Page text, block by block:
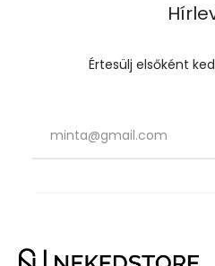
Értesülj elsőként